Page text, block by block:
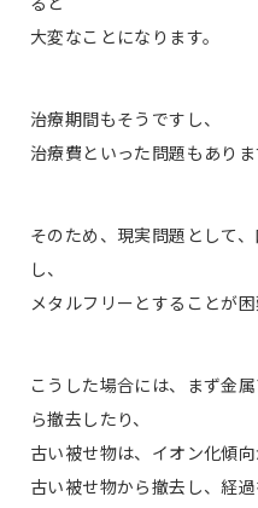
大変なことになります。
治療期間もそうですし、
治療費といった問題もありま
そのため、現実問題として
し、
メタルフリーとすることが困
こうした場合には、まず金
ら撤去したり、
古い被せ物は、イオン化傾
古い被せ物から撤去し、経過